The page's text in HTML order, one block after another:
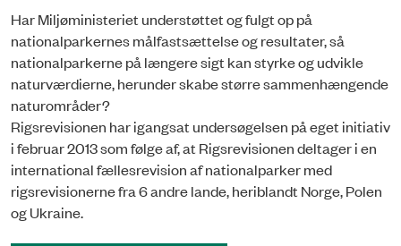
Har Miljøministeriet understøttet og fulgt op på
nationalparkernes målfastsættelse og resultater, så
nationalparkerne på længere sigt kan styrke og udvikle
naturværdierne, herunder skabe større sammenhængende
naturområder?
Rigsrevisionen har igangsat undersøgelsen på eget initiativ
i februar 2013 som følge af, at Rigsrevisionen deltager i en
international fællesrevision af nationalparker med
rigsrevisionerne fra 6 andre lande, heriblandt Norge, Polen
og Ukraine.